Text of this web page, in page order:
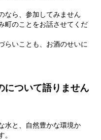
なら、参加してみません
町のことをお話させてくだ
らいことも、お酒のせいに
について語りません
水と、自然豊かな環境か